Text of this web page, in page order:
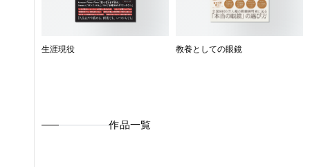
生涯現役 教養としての眼鏡
作品一覧